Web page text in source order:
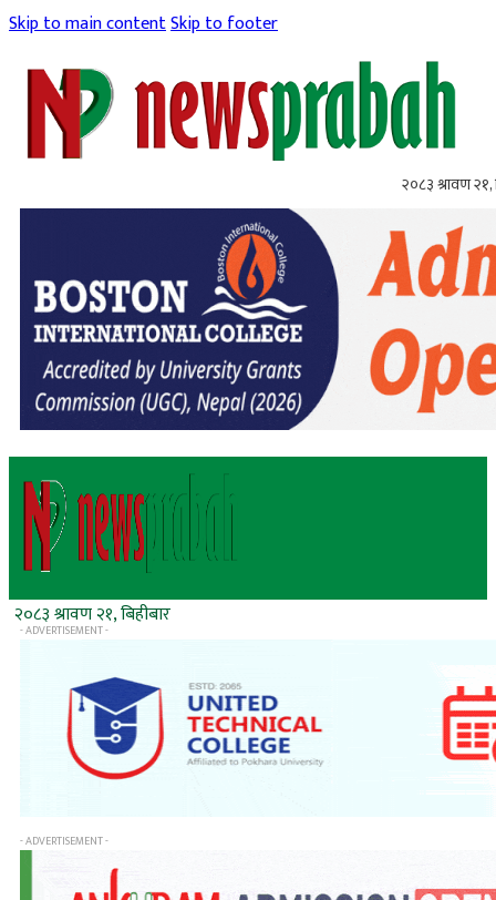
Skip to main contentSkip to footer
२०८३ श्रावण २१,
२०८३ श्रावण २१, बिहीबार
- ADVERTISEMENT -
- ADVERTISEMENT -